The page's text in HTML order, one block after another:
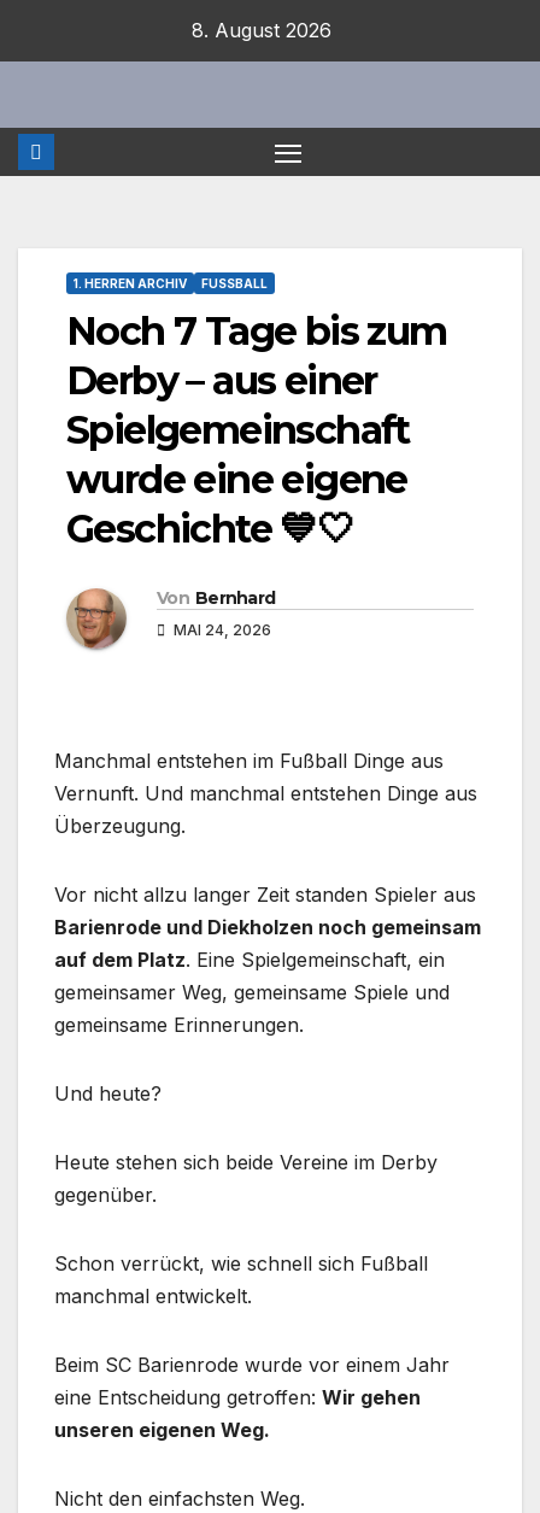
8. August 2026
1. HERREN ARCHIV FUSSBALL
Noch 7 Tage bis zum
Derby – aus einer
Spielgemeinschaft
wurde eine eigene
Geschichte 💙🤍
Von Bernhard
MAI 24, 2026
Manchmal entstehen im Fußball Dinge aus
Vernunft. Und manchmal entstehen Dinge aus
Überzeugung.
Vor nicht allzu langer Zeit standen Spieler aus
Barienrode und Diekholzen noch gemeinsam
auf dem Platz. Eine Spielgemeinschaft, ein
gemeinsamer Weg, gemeinsame Spiele und
gemeinsame Erinnerungen.
Und heute?
Heute stehen sich beide Vereine im Derby
gegenüber.
Schon verrückt, wie schnell sich Fußball
manchmal entwickelt.
Beim SC Barienrode wurde vor einem Jahr
eine Entscheidung getroffen: Wir gehen
unseren eigenen Weg.
Nicht den einfachsten Weg.